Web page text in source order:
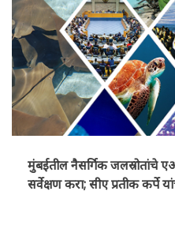
मुंबईतील नैसर्गिक जलस्रोतांचे
सर्वेक्षण करा; सीए प्रतीक कर्पे